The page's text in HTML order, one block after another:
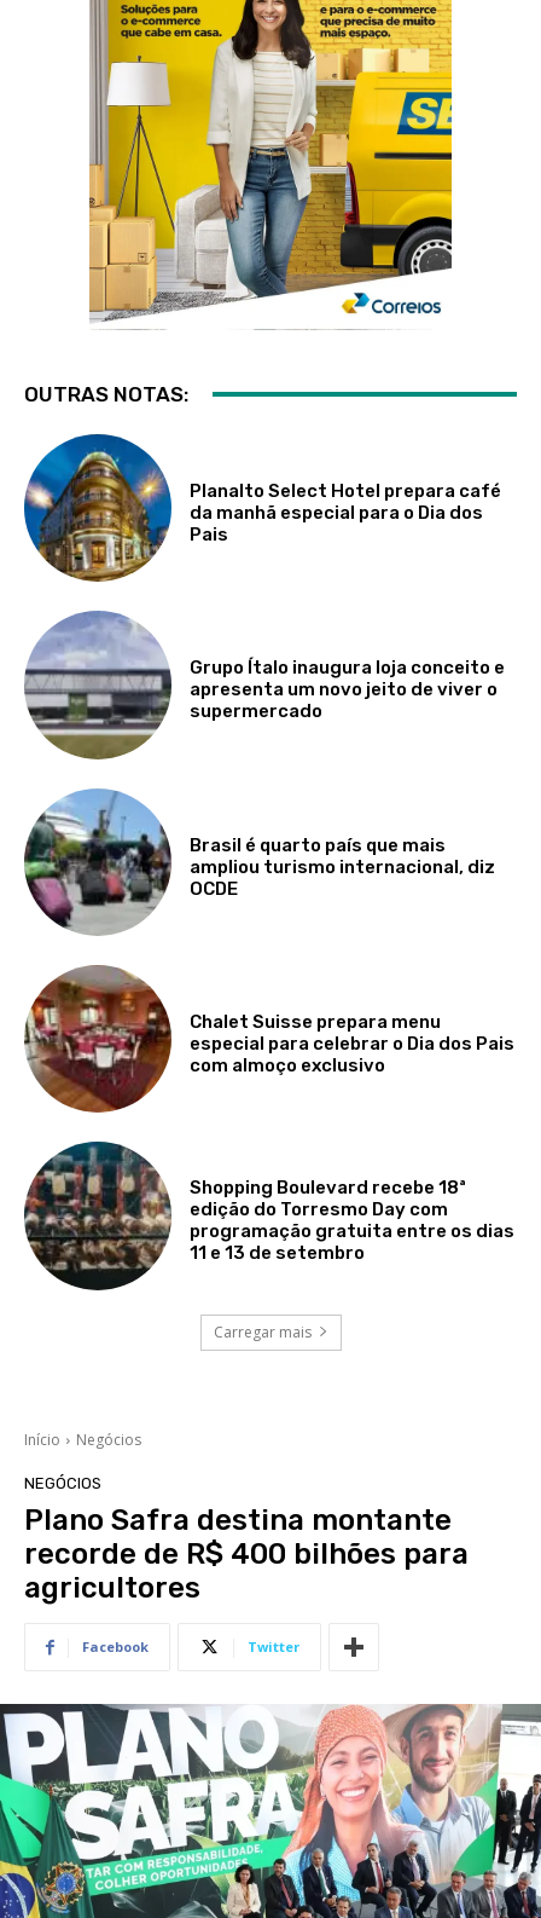
OUTRAS NOTAS:
Planalto Select Hotel prepara café
da manhã especial para o Dia dos
Pais
Grupo Ítalo inaugura loja conceito e
apresenta um novo jeito de viver o
supermercado
Brasil é quarto país que mais
ampliou turismo internacional, diz
OCDE
Chalet Suisse prepara menu
especial para celebrar o Dia dos Pais
com almoço exclusivo
Shopping Boulevard recebe 18ª
edição do Torresmo Day com
programação gratuita entre os dias
11 e 13 de setembro
Carregar mais